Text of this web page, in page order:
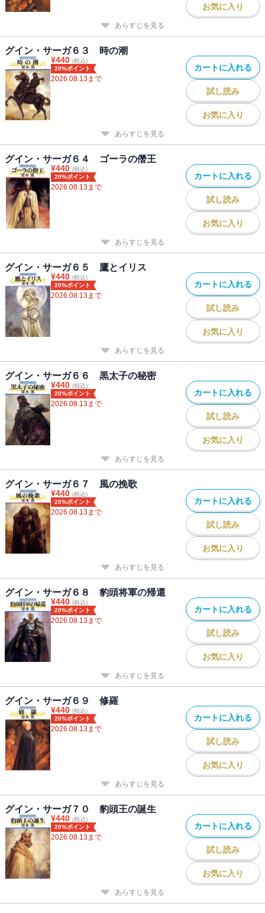
お気に入り
あらすじを見る
グイン・サーガ６３ 時の潮
¥440 (税込)
20%ポイント
2026.08.13まで
カートに入れる
試し読み
お気に入り
あらすじを見る
グイン・サーガ６４ ゴーラの僭王
¥440 (税込)
20%ポイント
2026.08.13まで
カートに入れる
試し読み
お気に入り
あらすじを見る
グイン・サーガ６５ 鷹とイリス
¥440 (税込)
20%ポイント
2026.08.13まで
カートに入れる
試し読み
お気に入り
あらすじを見る
グイン・サーガ６６ 黒太子の秘密
¥440 (税込)
20%ポイント
2026.08.13まで
カートに入れる
試し読み
お気に入り
あらすじを見る
グイン・サーガ６７ 風の挽歌
¥440 (税込)
20%ポイント
2026.08.13まで
カートに入れる
試し読み
お気に入り
あらすじを見る
グイン・サーガ６８ 豹頭将軍の帰還
¥440 (税込)
20%ポイント
2026.08.13まで
カートに入れる
試し読み
お気に入り
あらすじを見る
グイン・サーガ６９ 修羅
¥440 (税込)
20%ポイント
2026.08.13まで
カートに入れる
試し読み
お気に入り
あらすじを見る
グイン・サーガ７０ 豹頭王の誕生
¥440 (税込)
20%ポイント
2026.08.13まで
カートに入れる
試し読み
お気に入り
あらすじを見る